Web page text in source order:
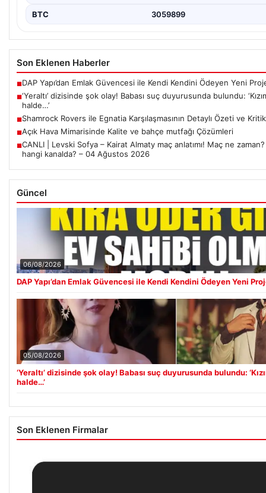
BTC 3059899
Son Eklenen Haberler
■DAP Yapı’dan Emlak Güvencesi ile Kendi Kendini Ödeyen Yeni
■‘Yeraltı’ dizisinde şok olay! Babası suç duyurusunda bulundu:
halde…’
■Shamrock Rovers ile Egnatia Karşılaşmasının Detaylı Özeti ve
■Açık Hava Mimarisinde Kalite ve bahçe mutfağı Çözümleri
■CANLI | Levski Sofya – Kairat Almaty maç anlatımı! Maç ne
hangi kanalda? – 04 Ağustos 2026
Güncel
06/08/2026
DAP Yapı’dan Emlak Güvencesi ile Kendi Kendini Ödeyen Yeni
05/08/2026
‘Yeraltı’ dizisinde şok olay! Babası suç duyurusunda bulundu:
halde…’
Son Eklenen Firmalar